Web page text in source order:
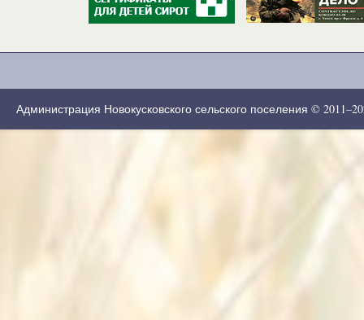
Администрация Новокусковского сельского поселения ©